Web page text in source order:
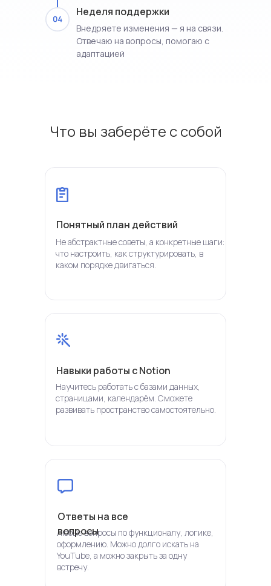
Внедряете изменения — я на связи.
Отвечаю на вопросы, помогаю с
адаптацией
Неделя поддержки
Что вы заберёте с собой
Научитесь работать с базами данных,
страницами, календарём. Сможете
развивать пространство самостоятельно.
Навыки работы с Notion
Не абстрактные советы, а конкретные шаги:
что настроить, как структурировать, в
каком порядке двигаться.
Понятный план действий
Любые вопросы по функционалу, логике,
оформлению. Можно долго искать на
YouTube, а можно закрыть за одну
встречу.
Ответы на все
вопросы